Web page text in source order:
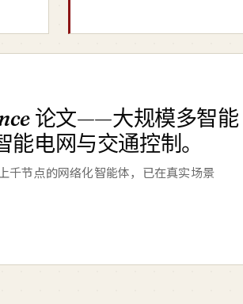
论文——大规模多智能
电网与交通控制。
千节点的网络化智能体，已在真实场景